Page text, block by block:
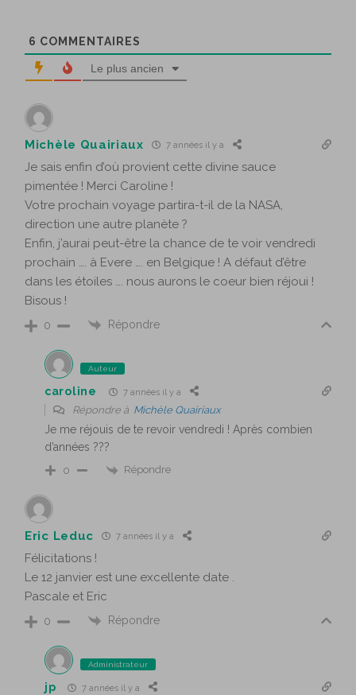
6 COMMENTAIRES
Le plus ancien
Michèle Quairiaux 7 années il y a
Je sais enfin d’où provient cette divine sauce
pimentée ! Merci Caroline !
Votre prochain voyage partira-t-il de la NASA,
direction une autre planète ?
Enfin, j’aurai peut-être la chance de te voir vendredi
prochain …. à Evere …. en Belgique ! A défaut d’être
dans les étoiles …. nous aurons le coeur bien réjoui !
Bisous !
0 Répondre
Auteur
caroline 7 années il y a
Répondre à Michèle Quairiaux
Je me réjouis de te revoir vendredi ! Après combien
d’années ???
0 Répondre
Eric Leduc 7 années il y a
Félicitations !
Le 12 janvier est une excellente date .
Pascale et Eric
0 Répondre
Administrateur
jp 7 années il y a